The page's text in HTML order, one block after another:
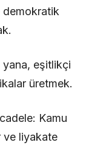
demokratik
yana, eşitlikçi
üretmek.
Kamu
ve liyakate